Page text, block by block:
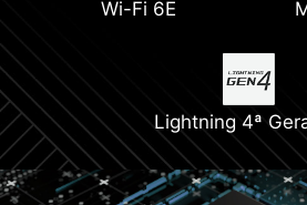
Wi-Fi 6E
Lightning 4ª